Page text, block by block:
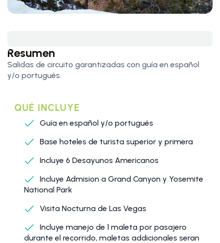
Resumen
Salidas de circuito garantizadas con guía en español
y/o portugués.
QUÉ INCLUYE
Guía en español y/o portugués
Base hoteles de turista superior y primera
Incluye 6 Desayunos Americanos
Incluye Admision a Grand Canyon y Yosemite
National Park
Visita Nocturna de Las Vegas
Incluye manejo de 1 maleta por pasajero
durante el recorrido, maletas addicionales seran